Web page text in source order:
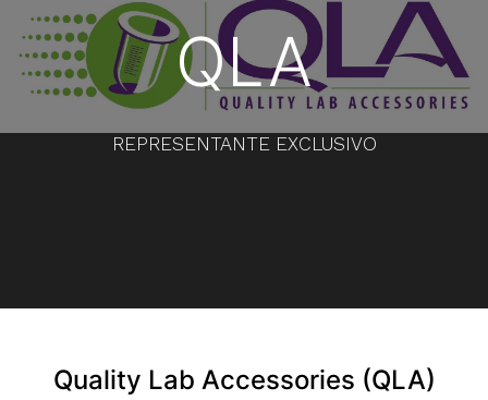
QLA
REPRESENTANTE EXCLUSIVO
Quality Lab Accessories (QLA)